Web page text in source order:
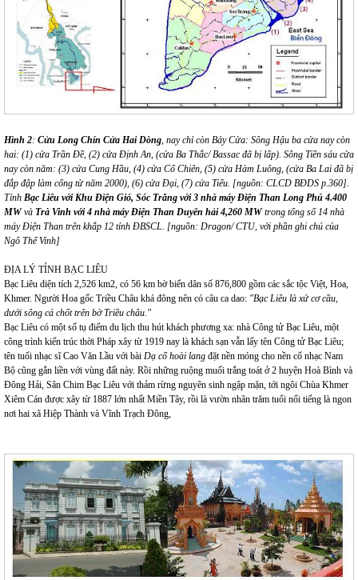
Hình 2: Cửu Long Chín Cửa Hai Dòng , nay chỉ còn Bảy Cửa: Sông Hậu ba cửa nay còn
hai: (1) cửa Trần Đề, (2) cửa Định An, (cửa Ba Thắc/ Bassac đã bị lấp). Sông Tiền sáu cửa
nay còn năm: (3) cửa Cung Hầu, (4) cửa Cổ Chiên, (5) cửa Hàm Luông, (cửa Ba Lai đã bị
đắp đập làm cống từ năm 2000), (6) cửa Đại, (7) cửa Tiểu. [nguồn: CLCD BĐDS p.360].
Tỉnh Bạc Liêu với Khu Điện Gió, Sóc Trăng với 3 nhà máy Điện Than Long Phú 4.400
MWvà Trà Vinh với 4 nhà máy Điện Than Duyên hải 4,260 MWtrong tổng số 14 nhà
máy Điện Than trên khắp 12 tỉnh ĐBSCL. [nguồn: Dragon/ CTU, với phần ghi chú của
Ngô Thế Vinh]
ĐỊA LÝ TỈNH BẠC LIÊU
Bạc Liêu diện tích 2,526 km2, có 56 km bờ biển dân số 876,800 gồm các sắc tộc Việt, Hoa,
Khmer. Người Hoa gốc Triều Châu khá đông nên có câu ca dao: "Bạc Liêu là xứ cơ cầu,
dưới sông cá chốt trên bờ Triều châu."
Bạc Liêu có một số tụ điểm du lịch thu hút khách phương xa: nhà Công tử Bạc Liêu, một
công trình kiến trúc thời Pháp xây từ 1919 nay là khách sạn vẫn lấy tên Công tử Bạc Liêu;
tên tuổi nhạc sĩ Cao Văn Lầu với bài Dạ cổ hoài lang đặt nền móng cho nền cổ nhạc Nam
Bộ cũng gắn liền với vùng đất này. Rồi những ruộng muối trắng toát ở 2 huyện Hoà Bình và
Đông Hải, Sân Chim Bạc Liêu với thảm rừng nguyên sinh ngập mặn, tới ngôi Chùa Khmer
Xiêm Cán được xây từ 1887 lớn nhất Miền Tây, rồi là vườn nhãn trăm tuổi nổi tiếng là ngon
nơi hai xã Hiệp Thành và Vĩnh Trạch Đông,